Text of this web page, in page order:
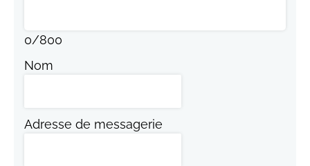
0/800
Nom
Adresse de messagerie